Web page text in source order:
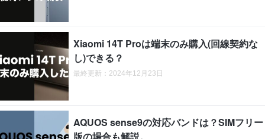
Xiaomi 14T Proは端末のみ購入(回線契約な
し)できる？
最終更新：2024年12月23日
AQUOS sense9の対応バンドは？SIMフリー
版の場合も解説。